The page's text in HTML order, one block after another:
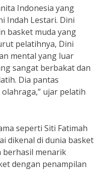
Indonesia yang
Indah Lestari. Dini
basket muda yang
pelatihnya, Dini
mental yang luar
sangat berbakat dan
Dia pantas
ujar pelatih
seperti Siti Fatimah
dikenal di dunia basket
berhasil menarik
dengan penampilan